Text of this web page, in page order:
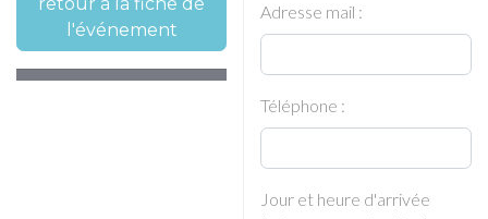
l'événement
Adresse mail :
Téléphone :
Jour et heure d'arrivée